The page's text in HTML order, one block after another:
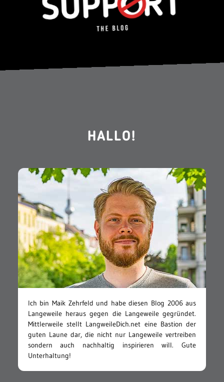
HALLO!
Ich bin Maik Zehrfeld und habe diesen Blog 2006 aus
Langeweile heraus gegen die Langeweile gegründet.
Mittlerweile stellt LangweileDich.net eine Bastion der
guten Laune dar, die nicht nur Langeweile vertreiben
sondern auch nachhaltig inspirieren will. Gute
Unterhaltung!